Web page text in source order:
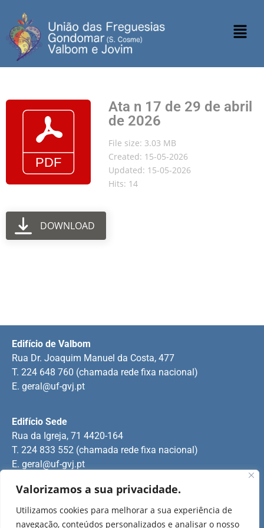
Valorizamos a sua privacidade.
Utilizamos cookies para melhorar a sua experiência de
navegação, conteúdos personalizados e analisar o nosso
Ata n 17 de 29 de abril
de 2026
File size: 3.03 MB
Created: 15-05-2026
Updated: 15-05-2026
Hits: 14
DOWNLOAD
Rua Manuel Pinto Martins
Edifício Sede
Rua da Igreja, 71 4420-164
T. 224 833 552 (chamada rede fixa nacional)
E. geral@uf-gvj.pt
Edifício de Valbom
Rua Dr. Joaquim Manuel da Costa, 477
T. 224 648 760 (chamada rede fixa nacional)
E. geral@uf-gvj.pt